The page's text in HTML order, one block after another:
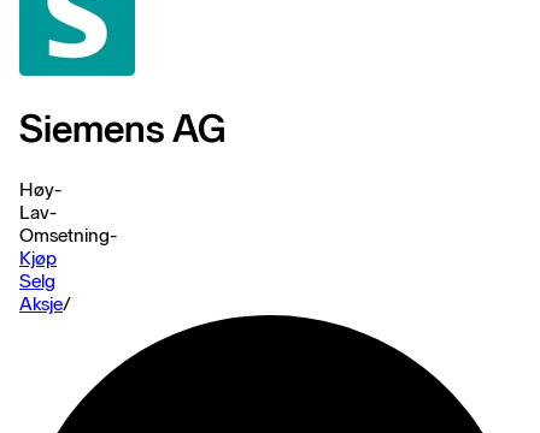
Siemens AG
Høy-
Lav-
Omsetning-
Kjøp
Selg
Aksje/